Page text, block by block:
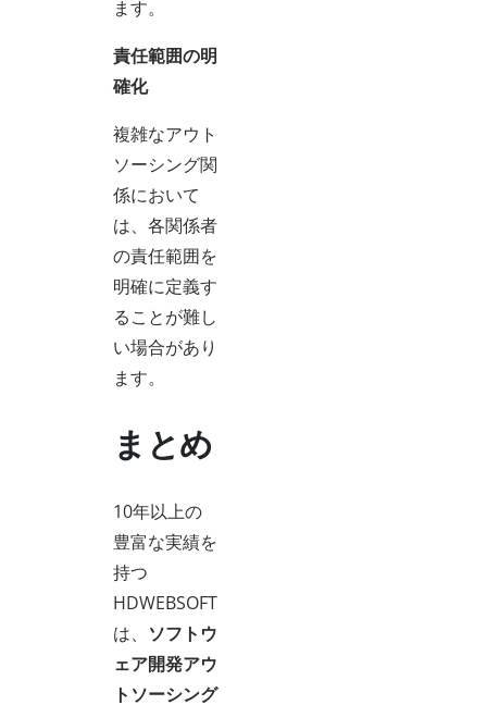
ます。
責任範囲の明
確化
複雑なアウト
ソーシング関
係において
は、各関係者
の責任範囲を
明確に定義す
ることが難し
い場合があり
ます。
まとめ
10年以上の
豊富な実績を
持つ
HDWEBSOFT
は、 ソフトウ
ェア開発アウ
トソーシング